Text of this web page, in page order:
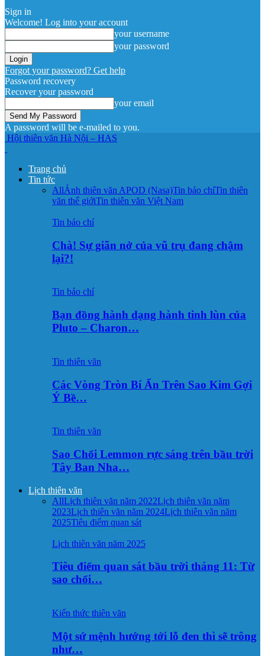
Sign in
Welcome! Log into your account
your username
your password
Forgot your password? Get help
Password recovery
Recover your password
your email
A password will be e-mailed to you.
Hội thiên văn Hà Nội – HAS
Trang chủ
Tin tức
AllẢnh thiên văn APOD (Nasa)Tin báo chíTin thiên
văn thế giớiTin thiên văn Việt Nam
Tin báo chí
Chà! Sự giãn nở của vũ trụ đang chậm
lại?!
Tin báo chí
Bạn đồng hành dạng hành tinh lùn của
Pluto – Charon…
Tin thiên văn
Các Vòng Tròn Bí Ẩn Trên Sao Kim Gợi
Ý Bề…
Tin thiên văn
Sao Chổi Lemmon rực sáng trên bầu trời
Tây Ban Nha…
Lịch thiên văn
AllLịch thiên văn năm 2022Lịch thiên văn năm
2023Lịch thiên văn năm 2024Lịch thiên văn năm
2025Tiêu điểm quan sát
Lịch thiên văn năm 2025
Tiêu điểm quan sát bầu trời tháng 11: Từ
sao chổi…
Kiến thức thiên văn
Một sứ mệnh hướng tới lỗ đen thì sẽ trông
như…